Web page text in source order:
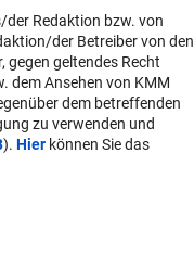
der Redaktion bzw. von
der Betreiber von den
gegen geltendes Recht
dem Ansehen von KMM
dem betreffenden
zu verwenden und
). Hier können Sie das